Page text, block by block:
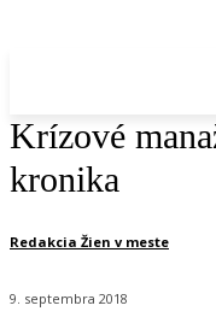
Krízové
kronika
Redakcia Žien v meste
9. septembra 2018